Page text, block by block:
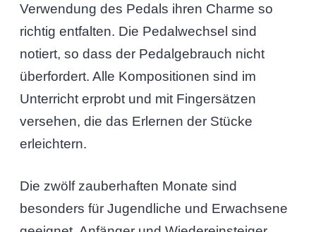
Verwendung des Pedals ihren Charme so
richtig entfalten. Die Pedalwechsel sind
notiert, so dass der Pedalgebrauch nicht
überfordert. Alle Kompositionen sind im
Unterricht erprobt und mit Fingersätzen
versehen, die das Erlernen der Stücke
erleichtern.
Die zwölf zauberhaften Monate sind
besonders für Jugendliche und Erwachsene